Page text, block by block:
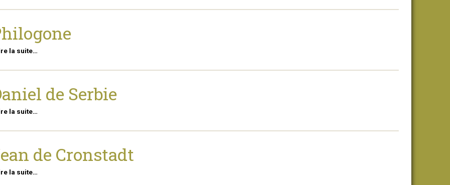
la suite…
de Serbie
la suite…
de Cronstadt
la suite…